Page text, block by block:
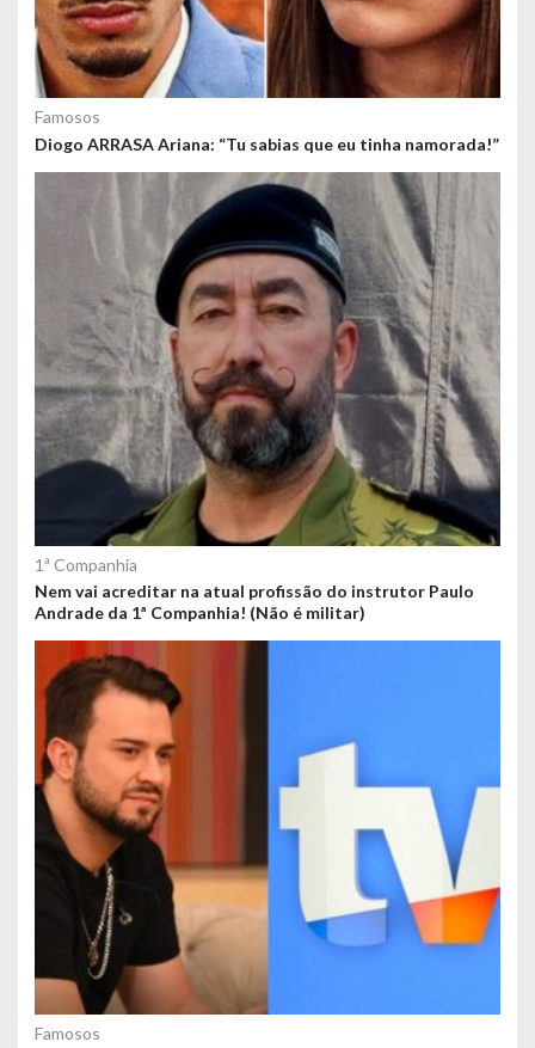
Famosos
Diogo ARRASA Ariana: “Tu sabias que eu tinha namorada!”
1ª Companhia
Nem vai acreditar na atual profissão do instrutor Paulo
Andrade da 1ª Companhia! (Não é militar)
Famosos